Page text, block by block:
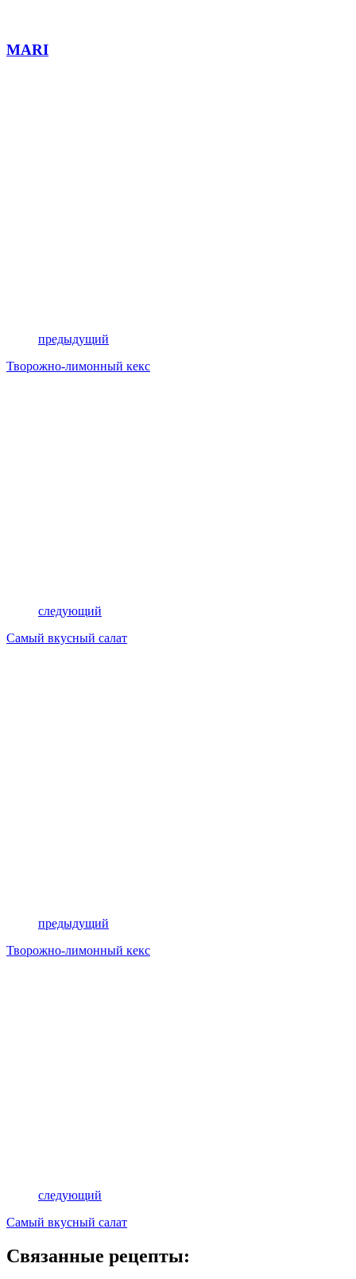
MARI
предыдущий
Творожно-лимонный кекс
следующий
Самый вкусный салат
предыдущий
Творожно-лимонный кекс
следующий
Самый вкусный салат
Связанные рецепты: